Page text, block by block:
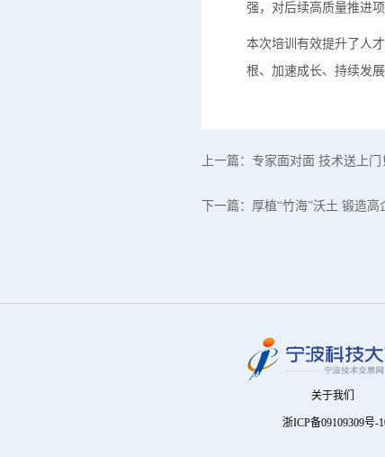
强，对后续高质量推进
本次培训有效提升了人
根、加速成长、持续发
上一篇： 专家面对面 技术送上
下一篇： 厚植“竹海”沃土 锻造
关于我们
浙ICP备09109309号-